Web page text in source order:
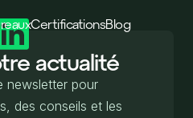
CertificationsBlog
actualité
newsletter pour
des conseils et les